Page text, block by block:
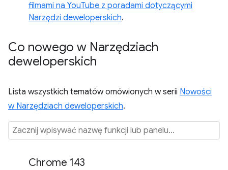
filmami na YouTube z poradami dotyczącymi
Narzędzi deweloperskich.
Co nowego w Narzędziach
deweloperskich
Lista wszystkich tematów omówionych w serii Nowości
w Narzędziach deweloperskich.
Chrome 143